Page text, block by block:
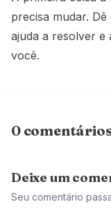
precisa mudar.
ajuda a resolver
você.
0
Deixe um
Seu comentário